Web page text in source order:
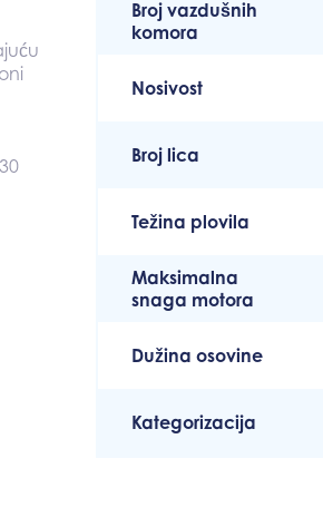
Broj vazdušnih
komora
Nosivost
Broj lica
Težina plovila
Maksimalna
snaga motora
Dužina osovine
Kategorizacija